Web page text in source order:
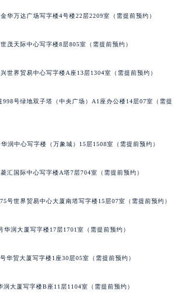
华万达广场写字楼4号楼22层2209室（需提前预约）
茂天际中心写字楼8层805室（需提前预约）
世界贸易中心写字楼A座13层1304室（需提前预约）
号绿地双子塔（中央广场）A1座办公楼14层07室（需提
润中心写字楼（万象城）15层1508室（需提前预约）
汇国际中心写字楼A塔7层704室（需提前预约）
号世界贸易中心大厦南塔写字楼15层07室（需提前预约）
润大厦写字楼17层1701室（需提前预约）
华贸大厦写字楼1座30层05室（需提前预约）
大厦写字楼B座11层1104室（需提前预约）